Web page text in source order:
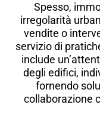
Spesso,
irregolarità
vendite o
servizio di
include
degli edifici,
fornendo
collaborazione